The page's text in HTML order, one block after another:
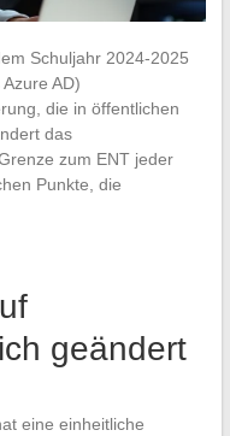
Schuljahr 2024-2025
AD)
die in öffentlichen
das
zum ENT jeder
Punkte, die
geändert
eine einheitliche